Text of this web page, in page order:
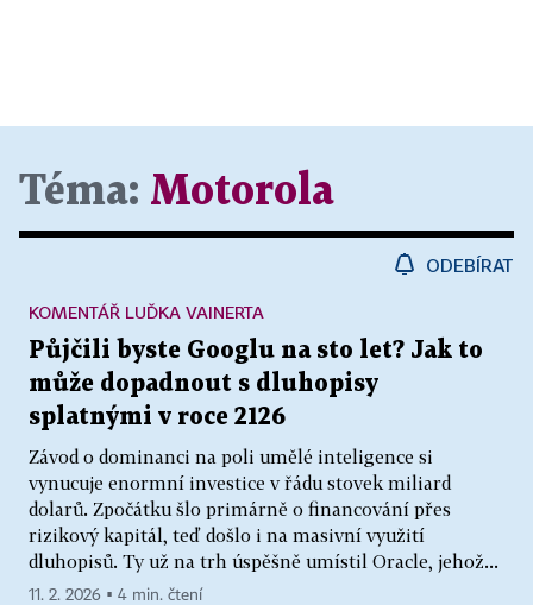
Téma: Motorola
ODEBÍRAT
Půjčili byste Googlu na sto let? Jak to
může dopadnout s dluhopisy
splatnými v roce 2126
Závod o dominanci na poli umělé inteligence si
vynucuje enormní investice v řádu stovek miliard
dolarů. Zpočátku šlo primárně o financování přes
rizikový kapitál, teď došlo i na masivní využití
dluhopisů. Ty už na trh úspěšně umístil Oracle, jehož...
KOMENTÁŘ LUĎKA VAINERTA
11. 2. 2026 ▪ 4 min. čtení